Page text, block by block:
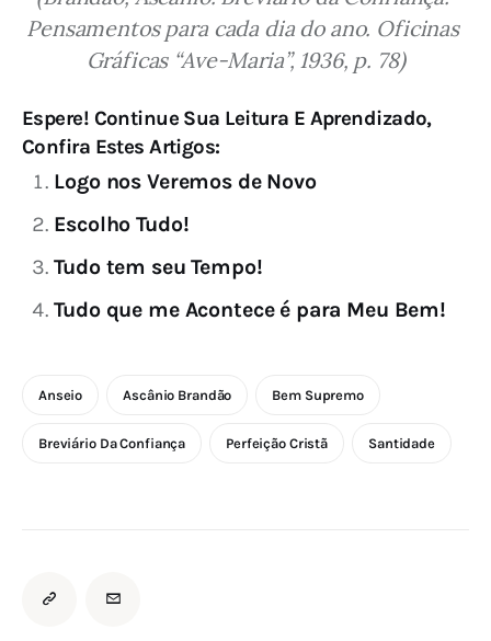
Pensamentos para cada dia do ano. Oficinas
Gráficas “Ave-Maria”, 1936, p. 78)
Espere! Continue Sua Leitura E Aprendizado,
Confira Estes Artigos:
Logo nos Veremos de Novo
Escolho Tudo!
Tudo tem seu Tempo!
Tudo que me Acontece é para Meu Bem!
Anseio Ascânio Brandão Bem Supremo
Breviário Da Confiança Perfeição Cristã Santidade